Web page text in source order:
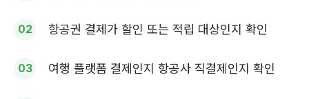
항공권 결제가 할인 또는 적립 대상인지 확인
여행 플랫폼 결제인지 항공사 직결제인지 확인